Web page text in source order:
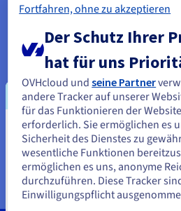
Sie scheinen sich in
Staaten zu befinden.
Wenn Sie aus Vereinigte Staaten
sich auf der entsprechenden Website
Fortfahren, ohne zu akzeptieren
Der Schutz Ihrer
hat für uns
OVHcloud undseine Partner
andere Tracker auf unserer
für das Funktionieren der
erforderlich. Sie ermöglichen es
Sicherheit des Dienstes zu
wesentliche Funktionen
ermöglichen es uns, anonyme
durchzuführen. Diese Tracker
Einwilligungspflicht